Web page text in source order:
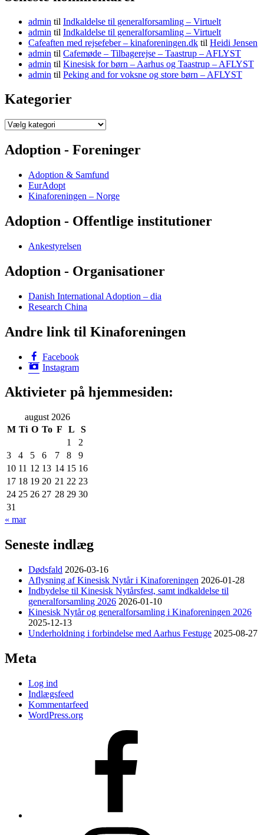
admin til Indkaldelse til generalforsamling – Virtuelt
admin til Indkaldelse til generalforsamling – Virtuelt
Cafeaften med rejsefeber – kinaforeningen.dk til Heidi Jensen
admin til Cafemøde – Tilbagerejse – Taastrup – AFLYST
admin til Kinesisk for børn – Aarhus og Taastrup – AFLYST
admin til Peking and for voksne og store børn – AFLYST
Kategorier
Kategorier
Adoption - Foreninger
Adoption & Samfund
EurAdopt
Kinaforeningen – Norge
Adoption - Offentlige institutioner
Ankestyrelsen
Adoption - Organisationer
Danish International Adoption – dia
Research China
Andre link til Kinaforeningen
Facebook
Instagram
Aktivieter på hjemmesiden:
august 2026
M Ti O To F L
S
1
2
3
4 5 6 7 8
9
10 11 12 13 14 15 16
17 18 19 20 21 22 23
24 25 26 27 28 29 30
31
« mar
Seneste indlæg
Dødsfald 2026-03-16
Aflysning af Kinesisk Nytår i Kinaforeningen 2026-01-28
Indbydelse til Kinesisk Nytårsfest, samt indkaldelse til
generalforsamling 2026 2026-01-10
Kinesisk Nytår og generalforsamling i Kinaforeningen 2026
2025-12-13
Underholdning i forbindelse med Aarhus Festuge 2025-08-27
Meta
Log ind
Indlægsfeed
Kommentarfeed
WordPress.org